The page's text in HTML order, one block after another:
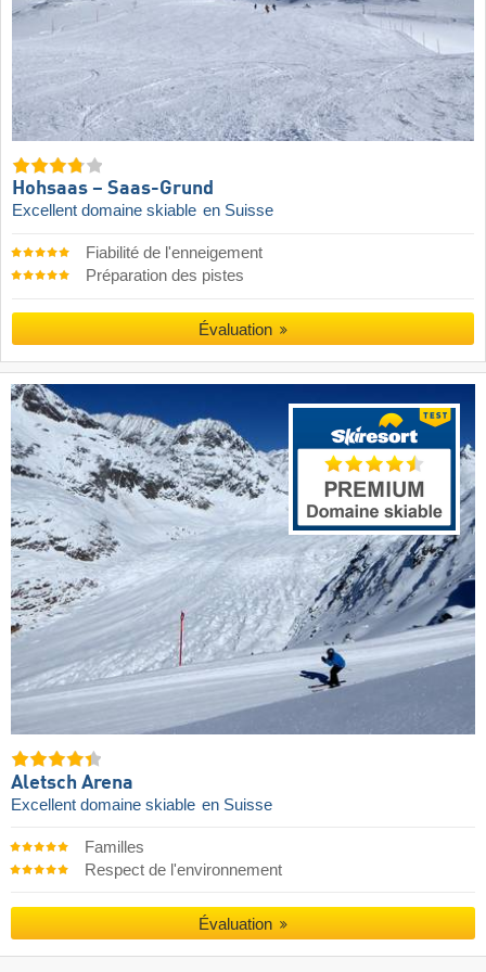
Hohsaas – Saas-Grund
Excellent domaine skiable en Suisse
Fiabilité de l'enneigement
Préparation des pistes
Évaluation
Aletsch Arena
Excellent domaine skiable en Suisse
Familles
Respect de l'environnement
Évaluation